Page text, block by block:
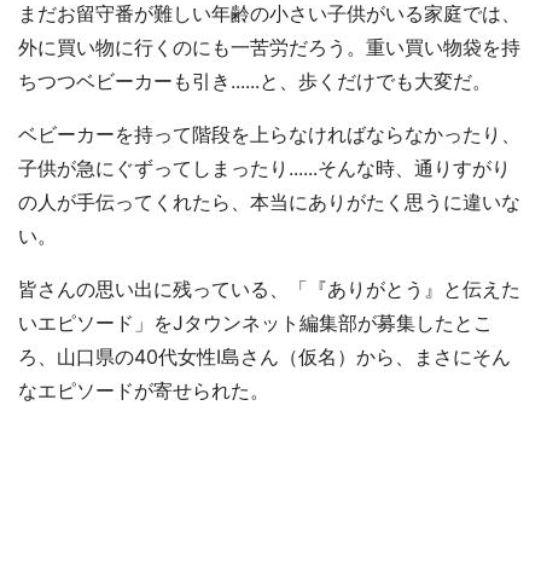
まだお留守番が難しい年齢の小さい子供がいる家庭では、
外に買い物に行くのにも一苦労だろう。重い買い物袋を持
ちつつベビーカーも引き......と、歩くだけでも大変だ。
ベビーカーを持って階段を上らなければならなかったり、
子供が急にぐずってしまったり......そんな時、通りすがり
の人が手伝ってくれたら、本当にありがたく思うに違いな
い。
皆さんの思い出に残っている、「『ありがとう』と伝えた
いエピソード」をJタウンネット編集部が募集したとこ
ろ、山口県の40代女性I島さん（仮名）から、まさにそん
なエピソードが寄せられた。